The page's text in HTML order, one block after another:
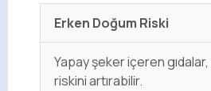
Erken Doğum Riski
Yapay şeker içeren
riskini artırabilir.